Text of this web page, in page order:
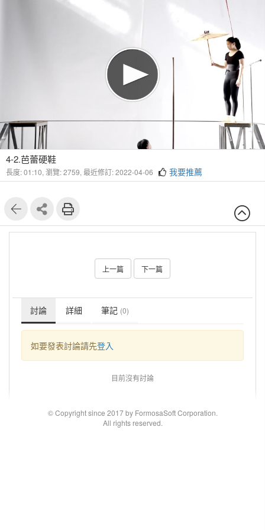
4-2.芭蕾硬鞋
長度: 01:10, 瀏覽: 2759, 最近修訂: 2022-04-06 我要推薦
上一篇 下一篇
討論 詳細 筆記 (0)
如要發表討論請先登入
目前沒有討論
© Copyright since 2017 by FormosaSoft Corporation.
All rights reserved.